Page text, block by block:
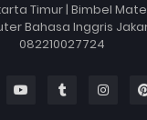
Timur | Bimbel
Bahasa Inggris
082210027724